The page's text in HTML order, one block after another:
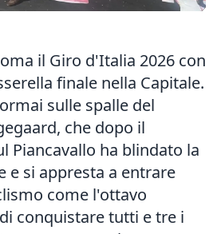
il Giro d'Italia 2026 con
finale nella Capitale.
sulle spalle del
che dopo il
Piancavallo ha blindato la
e si appresta a entrare
come l'ottavo
conquistare tutti e tre i